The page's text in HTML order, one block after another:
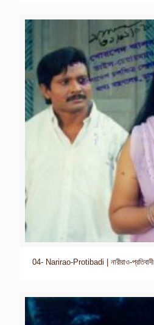
04- Narirao-Protibadi | নারীরাও-প্রতিবাদী